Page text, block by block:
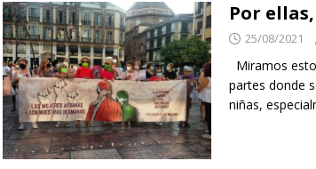
Por ellas,
25/08/2021
Miramos
partes donde
niñas,